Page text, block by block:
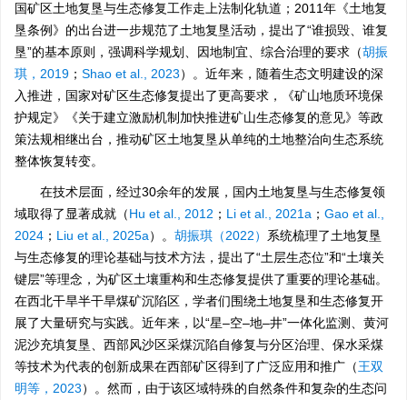
国矿区土地复垦与生态修复工作走上法制化轨道；2011年《土地复
垦条例》的出台进一步规范了土地复垦活动，提出了“谁损毁、谁复
垦”的基本原则，强调科学规划、因地制宜、综合治理的要求（胡振
琪，2019 ； Shao et al., 2023）。近年来，随着生态文明建设的深
入推进，国家对矿区生态修复提出了更高要求，《矿山地质环境保
护规定》《关于建立激励机制加快推进矿山生态修复的意见》等政
策法规相继出台，推动矿区土地复垦从单纯的土地整治向生态系统
整体恢复转变。
在技术层面，经过30余年的发展，国内土地复垦与生态修复领
域取得了显著成就（Hu et al., 2012 ； Li et al., 2021a ； Gao et al.,
2024 ； Liu et al., 2025a）。 胡振琪（2022） 系统梳理了土地复垦
与生态修复的理论基础与技术方法，提出了“土层生态位”和“土壤关
键层”等理念，为矿区土壤重构和生态修复提供了重要的理论基础。
在西北干旱半干旱煤矿沉陷区，学者们围绕土地复垦和生态修复开
展了大量研究与实践。近年来，以“星–空–地–井”一体化监测、黄河
泥沙充填复垦、西部风沙区采煤沉陷自修复与分区治理、保水采煤
等技术为代表的创新成果在西部矿区得到了广泛应用和推广（王双
明等，2023）。然而，由于该区域特殊的自然条件和复杂的生态问